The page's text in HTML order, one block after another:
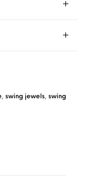
,swing jewels,swing